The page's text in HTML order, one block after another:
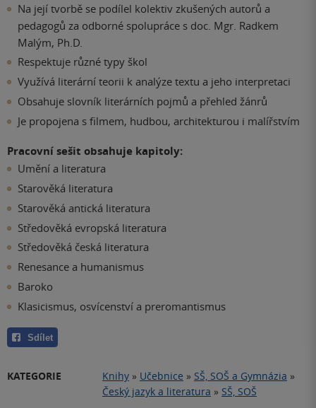
Na její tvorbě se podílel kolektiv zkušených autorů a
pedagogů za odborné spolupráce s doc. Mgr. Radkem
Malým, Ph.D.
Respektuje různé typy škol
Využívá literární teorii k analýze textu a jeho interpretaci
Obsahuje slovník literárních pojmů a přehled žánrů
Je propojena s filmem, hudbou, architekturou i malířstvím
Pracovní sešit obsahuje kapitoly:
Umění a literatura
Starověká literatura
Starověká antická literatura
Středověká evropská literatura
Středověká česká literatura
Renesance a humanismus
Baroko
Klasicismus, osvícenství a preromantismus
Sdílet
KATEGORIE Knihy » Učebnice » SŠ, SOŠ a Gymnázia »
Český jazyk a literatura » SŠ, SOŠ